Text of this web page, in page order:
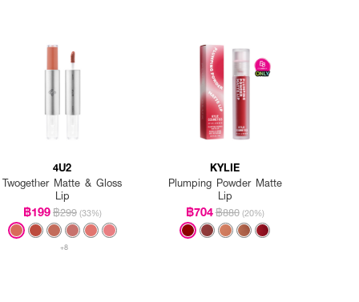
4U2
Twogether Matte & Gloss
Lip
฿199฿299 (33%)
+8
KYLIE
Plumping Powder Matte
Lip
฿704฿880 (20%)